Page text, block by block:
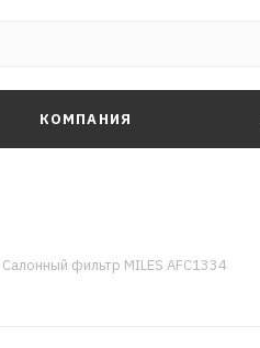
КОМПАНИЯ
Салонный фильтр MILES AFC1334